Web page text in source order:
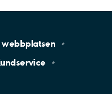
webbplatsen